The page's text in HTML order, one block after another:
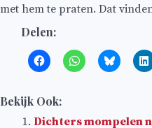
met hem te praten. Dat
Delen:
Bekijk Ook:
Dichters mompelen